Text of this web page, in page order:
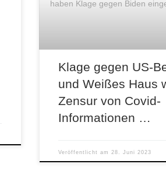
haben Klage gegen Biden
Klage gegen US-
und Weißes Haus
Zensur von Covid-
Informationen …
Veröffentlicht am 28. Juni 2023